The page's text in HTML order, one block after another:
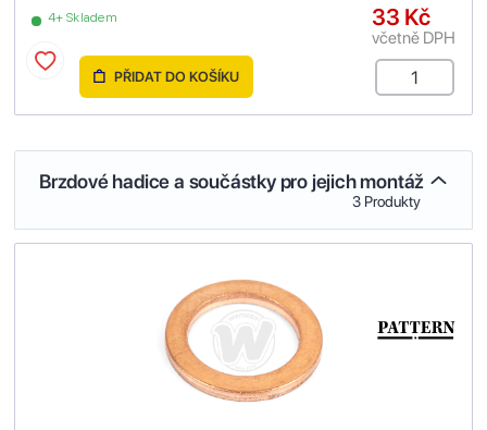
4+ Skladem 33 Kč
včetně DPH
PŘIDAT DO KOŠÍKU
Brzdové hadice a součástky pro jejich montáž
3 Produkty